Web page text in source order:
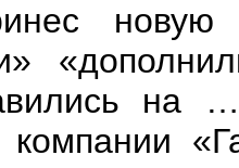
новую
на
компании